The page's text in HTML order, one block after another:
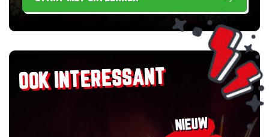
OOK INTERESSANT
NIEUW